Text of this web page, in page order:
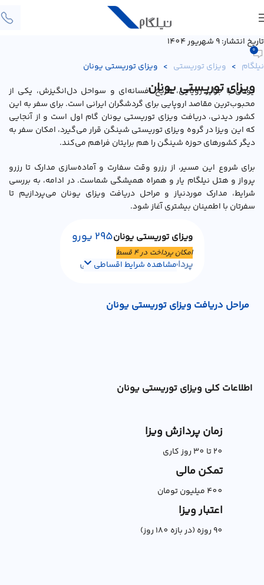
تاریخ انتشار: 9 شهریور 1404
0
نیلگام > ویزای توریستی > ویزای توریستی یونان
ویزای توریستی یونان
یونان با جزایر رویایی، تاریخ افسانه‌ای و سواحل دل‌انگیزش، یکی از
محبوب‌ترین مقاصد اروپایی برای گردشگران ایرانی است. برای سفر به این
کشور دیدنی، دریافت ویزای توریستی یونان گام اول است و از آنجایی
که این ویزا در گروه ویزای توریستی شینگن قرار می‌گیرد، امکان سفر به
دیگر کشورهای حوزه شینگن را هم برایتان فراهم می‌کند.
برای شروع این مسیر، از رزرو وقت سفارت و آماده‌سازی مدارک تا رزرو
پرواز و هتل نیلگام یار و همراه همیشگی شماست. در ادامه، به بررسی
شرایط، مدارک موردنیاز و مراحل دریافت ویزای یونان می‌پردازیم تا
سفرتان با اطمینان بیشتری آغاز شود.
ویزای توریستی یونان295 یورو
امکان پرداخت در ۴ قسط
پرداخت در ۴ قسط با اسنپ پی
مشاهده شرایط اقساطی
مراحل دریافت ویزای توریستی یونان
اطلاعات کلی ویزای توریستی یونان
زمان پردازش ویزا
20 تا 30 روز کاری
تمکن مالی
400 میلیون تومان
اعتبار ویزا
90 روزه (در بازه 180 روز)